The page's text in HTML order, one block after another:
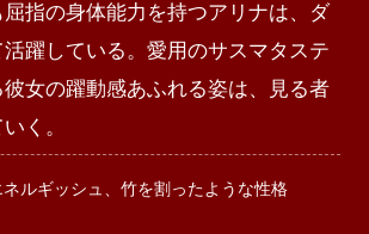
指の身体能力を持つアリナは、ダ
躍している。愛用のサスマタステ
彼女の躍動感あふれる姿は、見る者
く。
ルギッシュ、竹を割ったような性格